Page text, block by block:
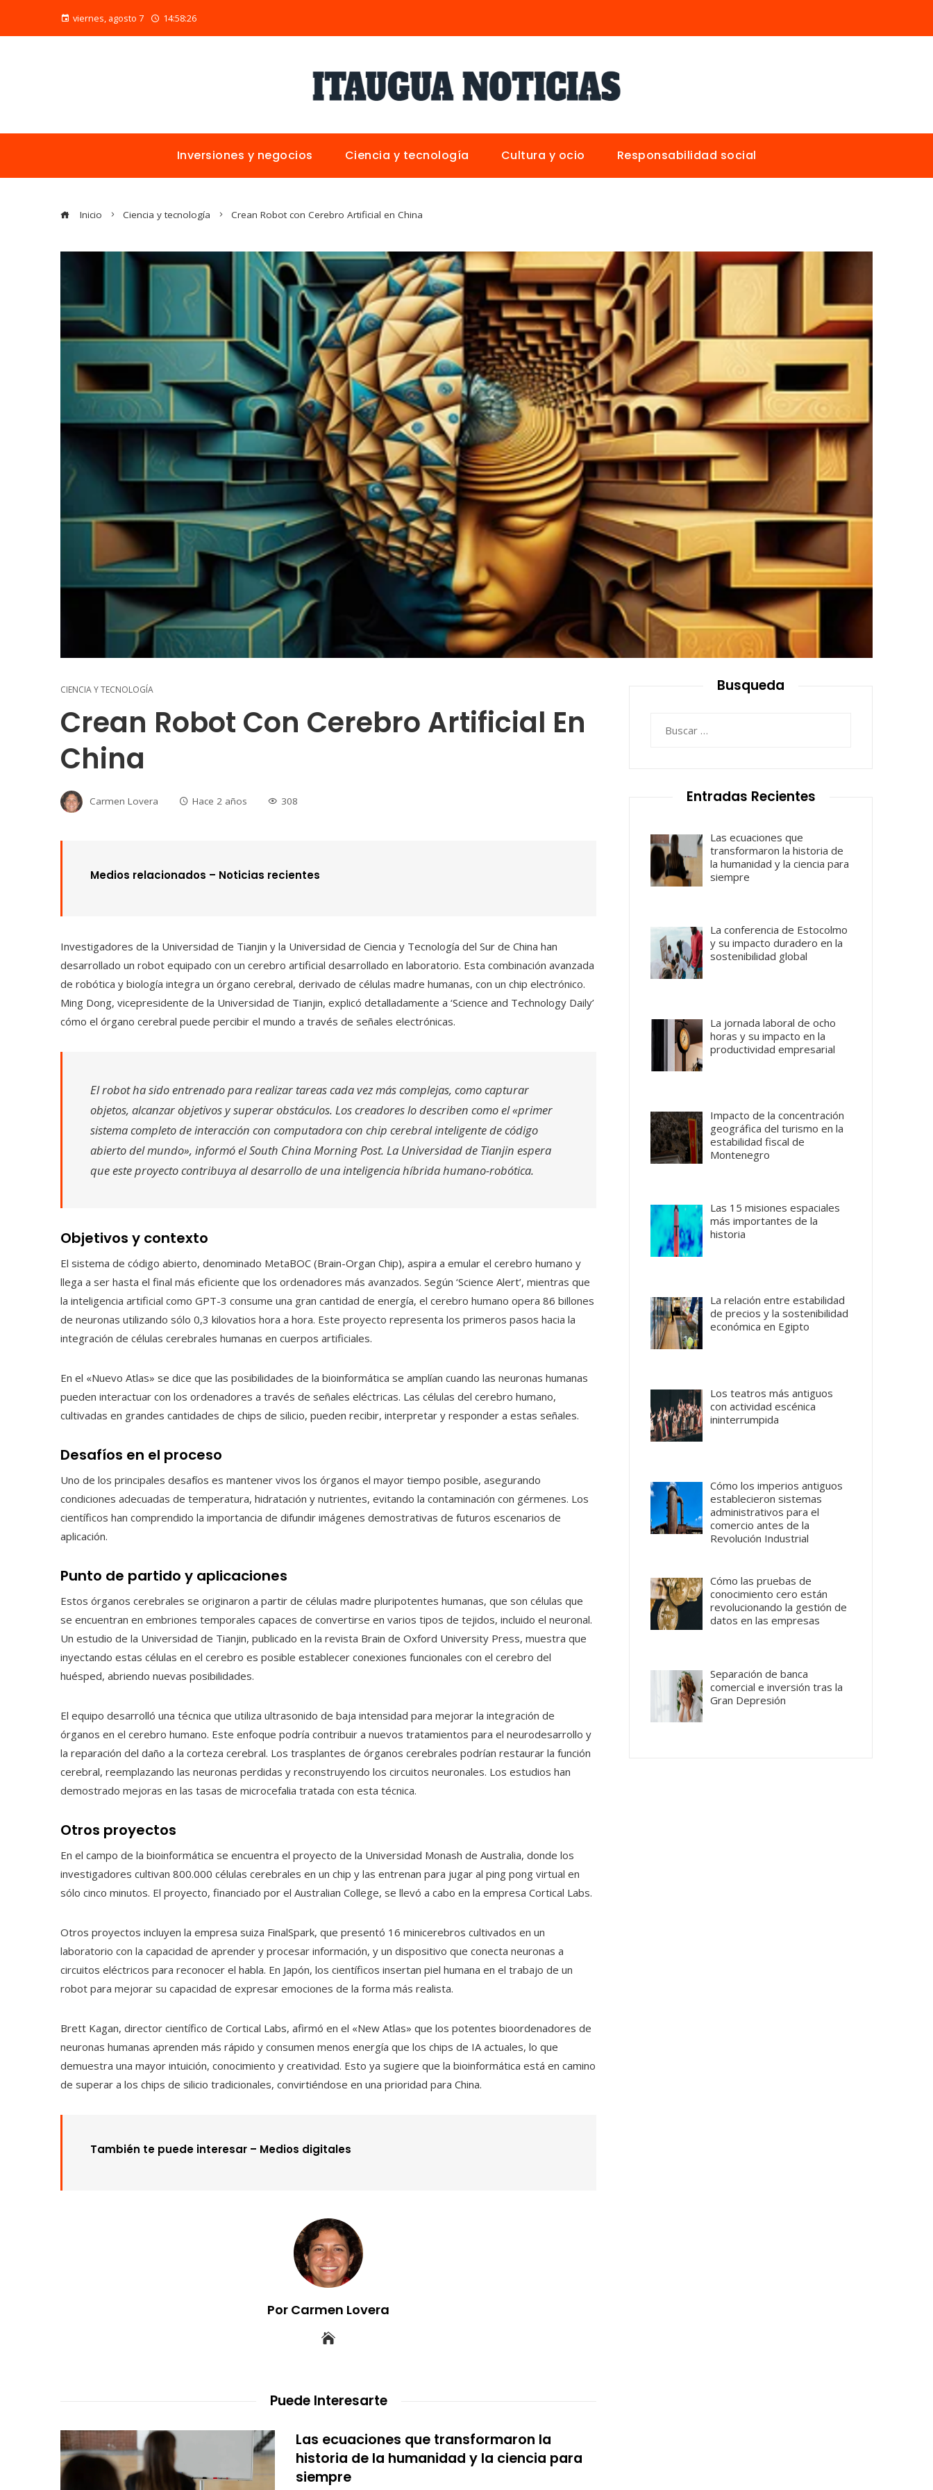
viernes, agosto 7 14:58:27
Inversiones y negocios Ciencia y tecnología Cultura y ocio Responsabilidad social
Inicio Ciencia y tecnología Crean Robot con Cerebro Artificial en China
CIENCIA Y TECNOLOGÍA
Crean Robot Con Cerebro Artificial En
China
Carmen Lovera Hace 2 años 308
Medios relacionados – Noticias recientes
Investigadores de la Universidad de Tianjin y la Universidad de Ciencia y Tecnología del Sur de China han
desarrollado un robot equipado con un cerebro artificial desarrollado en laboratorio. Esta combinación avanzada
de robótica y biología integra un órgano cerebral, derivado de células madre humanas, con un chip electrónico.
Ming Dong, vicepresidente de la Universidad de Tianjin, explicó detalladamente a ‘Science and Technology Daily’
cómo el órgano cerebral puede percibir el mundo a través de señales electrónicas.
El robot ha sido entrenado para realizar tareas cada vez más complejas, como capturar
objetos, alcanzar objetivos y superar obstáculos. Los creadores lo describen como el «primer
sistema completo de interacción con computadora con chip cerebral inteligente de código
abierto del mundo», informó el South China Morning Post. La Universidad de Tianjin espera
que este proyecto contribuya al desarrollo de una inteligencia híbrida humano-robótica.
Objetivos y contexto
El sistema de código abierto, denominado MetaBOC (Brain-Organ Chip), aspira a emular el cerebro humano y
llega a ser hasta el final más eficiente que los ordenadores más avanzados. Según ‘Science Alert’, mientras que
la inteligencia artificial como GPT-3 consume una gran cantidad de energía, el cerebro humano opera 86 billones
de neuronas utilizando sólo 0,3 kilovatios hora a hora. Este proyecto representa los primeros pasos hacia la
integración de células cerebrales humanas en cuerpos artificiales.
En el «Nuevo Atlas» se dice que las posibilidades de la bioinformática se amplían cuando las neuronas humanas
pueden interactuar con los ordenadores a través de señales eléctricas. Las células del cerebro humano,
cultivadas en grandes cantidades de chips de silicio, pueden recibir, interpretar y responder a estas señales.
Desafíos en el proceso
Uno de los principales desafíos es mantener vivos los órganos el mayor tiempo posible, asegurando
condiciones adecuadas de temperatura, hidratación y nutrientes, evitando la contaminación con gérmenes. Los
científicos han comprendido la importancia de difundir imágenes demostrativas de futuros escenarios de
aplicación.
Punto de partido y aplicaciones
Estos órganos cerebrales se originaron a partir de células madre pluripotentes humanas, que son células que
se encuentran en embriones temporales capaces de convertirse en varios tipos de tejidos, incluido el neuronal.
Un estudio de la Universidad de Tianjin, publicado en la revista Brain de Oxford University Press, muestra que
inyectando estas células en el cerebro es posible establecer conexiones funcionales con el cerebro del
huésped, abriendo nuevas posibilidades.
El equipo desarrolló una técnica que utiliza ultrasonido de baja intensidad para mejorar la integración de
órganos en el cerebro humano. Este enfoque podría contribuir a nuevos tratamientos para el neurodesarrollo y
la reparación del daño a la corteza cerebral. Los trasplantes de órganos cerebrales podrían restaurar la función
cerebral, reemplazando las neuronas perdidas y reconstruyendo los circuitos neuronales. Los estudios han
demostrado mejoras en las tasas de microcefalia tratada con esta técnica.
Otros proyectos
En el campo de la bioinformática se encuentra el proyecto de la Universidad Monash de Australia, donde los
investigadores cultivan 800.000 células cerebrales en un chip y las entrenan para jugar al ping pong virtual en
sólo cinco minutos. El proyecto, financiado por el Australian College, se llevó a cabo en la empresa Cortical Labs.
Otros proyectos incluyen la empresa suiza FinalSpark, que presentó 16 minicerebros cultivados en un
laboratorio con la capacidad de aprender y procesar información, y un dispositivo que conecta neuronas a
circuitos eléctricos para reconocer el habla. En Japón, los científicos insertan piel humana en el trabajo de un
robot para mejorar su capacidad de expresar emociones de la forma más realista.
Brett Kagan, director científico de Cortical Labs, afirmó en el «New Atlas» que los potentes bioordenadores de
neuronas humanas aprenden más rápido y consumen menos energía que los chips de IA actuales, lo que
demuestra una mayor intuición, conocimiento y creatividad. Esto ya sugiere que la bioinformática está en camino
de superar a los chips de silicio tradicionales, convirtiéndose en una prioridad para China.
También te puede interesar – Medios digitales
Por Carmen Lovera
Puede Interesarte
Las ecuaciones que transformaron la
historia de la humanidad y la ciencia para
siempre
Busqueda
Entradas Recientes
Las ecuaciones que
transformaron la historia de
la humanidad y la ciencia para
siempre
La conferencia de Estocolmo
y su impacto duradero en la
sostenibilidad global
La jornada laboral de ocho
horas y su impacto en la
productividad empresarial
Impacto de la concentración
geográfica del turismo en la
estabilidad fiscal de
Montenegro
Las 15 misiones espaciales
más importantes de la
historia
La relación entre estabilidad
de precios y la sostenibilidad
económica en Egipto
Los teatros más antiguos
con actividad escénica
ininterrumpida
Cómo los imperios antiguos
establecieron sistemas
administrativos para el
comercio antes de la
Revolución Industrial
Cómo las pruebas de
conocimiento cero están
revolucionando la gestión de
datos en las empresas
Separación de banca
comercial e inversión tras la
Gran Depresión